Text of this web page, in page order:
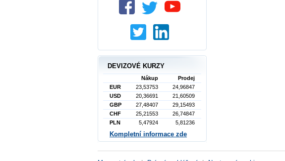
DEVIZOVÉ KURZY
Nákup
Prodej
EUR
23,53753
24,96847
USD
20,36691
21,60509
GBP
27,48407
29,15493
CHF
25,21553
26,74847
PLN
5,47924 5,81236
Kompletní informace zde